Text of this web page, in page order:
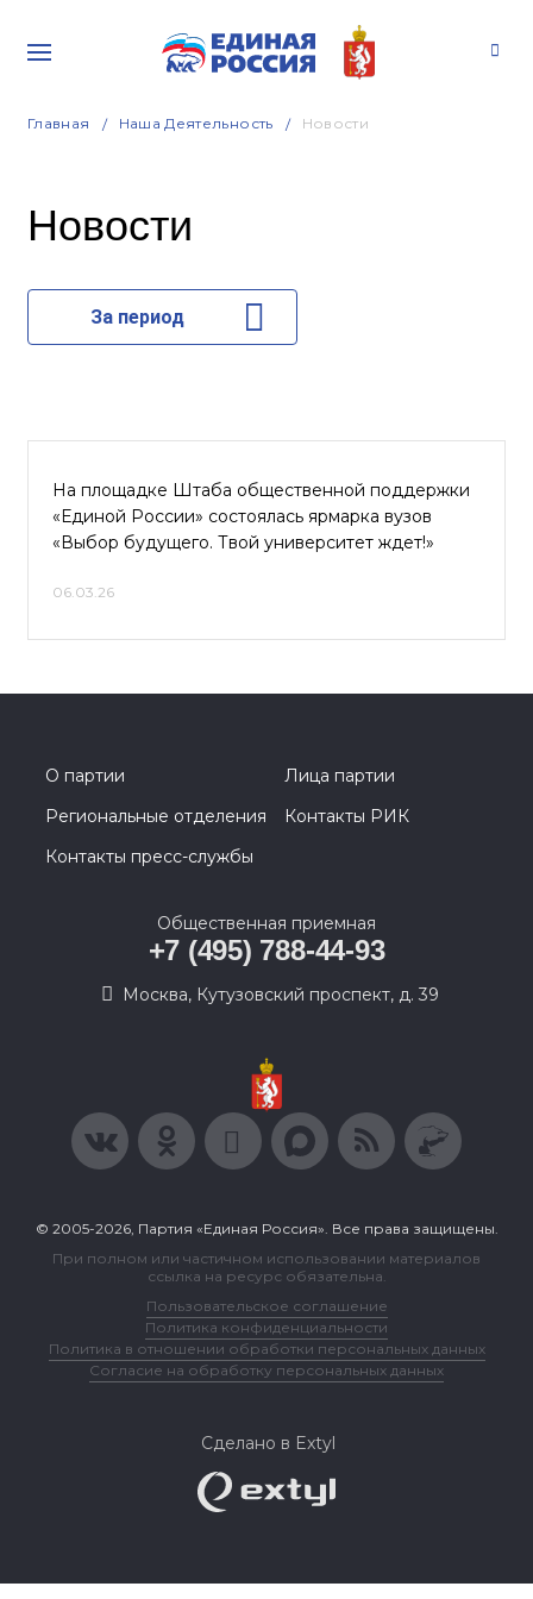
Главная Наша Деятельность Новости
Новости
За период
На площадке Штаба общественной поддержки
«Единой России» состоялась ярмарка вузов
«Выбор будущего. Твой университет ждет!»
06.03.26
О партии
Лица партии
Региональные отделения
Контакты РИК
Контакты пресс-службы
Общественная приемная
+7 (495) 788-44-93
Москва, Кутузовский проспект, д. 39
© 2005-2026, Партия «Единая Россия». Все права защищены.
При полном или частичном использовании материалов
ссылка на ресурс обязательна.
Пользовательское соглашение
Политика конфиденциальности
Политика в отношении обработки персональных данных
Согласие на обработку персональных данных
Сделано в Extyl